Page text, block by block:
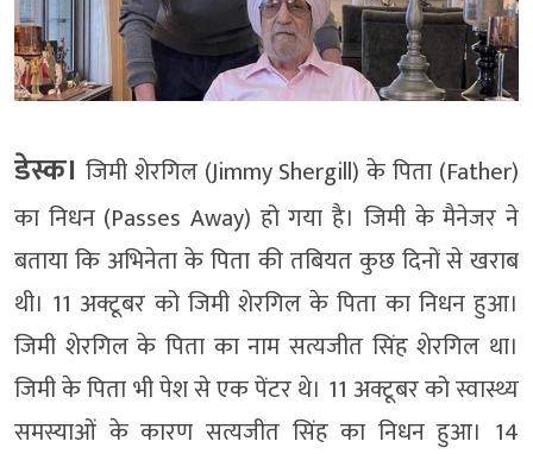
डेस्क। जिमी शेरगिल (Jimmy Shergill) के पिता (Father)
का निधन (Passes Away) हो गया है। जिमी के मैनेजर ने
बताया कि अभिनेता के पिता की तबियत कुछ दिनों से खराब
थी। 11 अक्टूबर को जिमी शेरगिल के पिता का निधन हुआ।
जिमी शेरगिल के पिता का नाम सत्यजीत सिंह शेरगिल था।
जिमी के पिता भी पेश से एक पेंटर थे। 11 अक्टूबर को स्वास्थ्य
समस्याओं के कारण सत्यजीत सिंह का निधन हुआ। 14